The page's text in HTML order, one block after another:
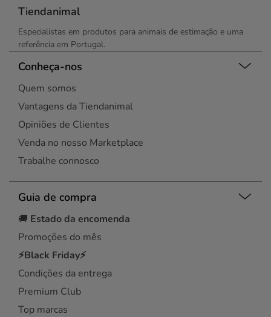
Tiendanimal
Especialistas em produtos para animais de estimação e uma
referência em Portugal.
Conheça-nos
Quem somos
Vantagens da Tiendanimal
Opiniões de Clientes
Venda no nosso Marketplace
Trabalhe connosco
Guia de compra
🚚 Estado da encomenda
Promoções do mês
⚡Black Friday⚡
Condições da entrega
Premium Club
Top marcas